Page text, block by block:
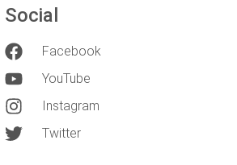
Social
Facebook
YouTube
Instagram
Twitter